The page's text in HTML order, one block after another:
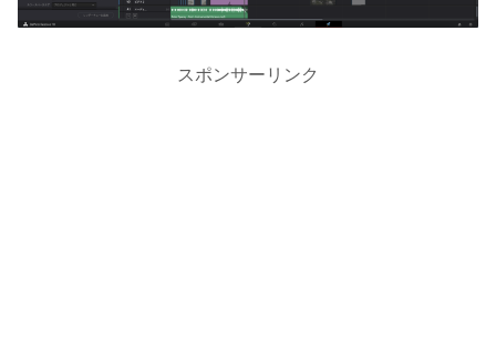
スポンサーリンク